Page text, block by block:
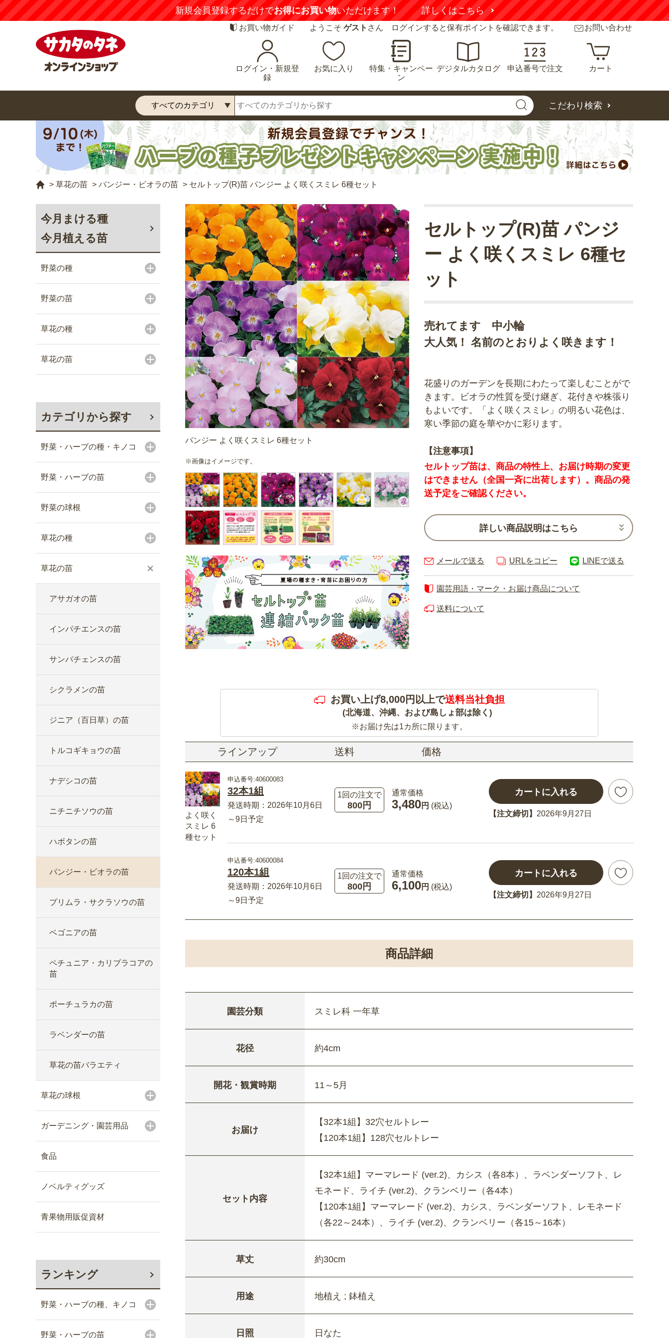
新規会員登録するだけでお得にお買い物いただけます！ 詳しくはこちら
お買い物ガイド ようこそ ゲスト さん ログインすると保有ポイントを確認できます。 お問い合わせ
ログイン・新規登
録
お気に入り
特集・キャンペー
ン
デジタルカタログ 申込番号で注文 カート
こだわり検索
> 草花の苗 > パンジー・ビオラの苗 > セルトップ(R)苗 パンジー よく咲くスミレ 6種セット
今月まける種
今月植える苗
野菜の種
野菜の苗
草花の種
草花の苗
カテゴリから探す
野菜・ハーブの種・キノコ
野菜・ハーブの苗
野菜の球根
草花の種
草花の苗
アサガオの苗
インパチエンスの苗
サンパチェンスの苗
シクラメンの苗
ジニア（百日草）の苗
トルコギキョウの苗
ナデシコの苗
ニチニチソウの苗
ハボタンの苗
パンジー・ビオラの苗
プリムラ・サクラソウの苗
ベゴニアの苗
ペチュニア・カリブラコアの
苗
ポーチュラカの苗
ラベンダーの苗
草花の苗バラエティ
草花の球根
ガーデニング・園芸用品
食品
ノベルティグッズ
青果物用販促資材
ランキング
野菜・ハーブの種、キノコ
野菜・ハーブの苗
パンジー よく咲くスミレ 6種セット
※画像はイメージです。
売れてます 中小輪
大人気！ 名前のとおりよく咲きます！
セルトップ(R)苗 パンジ
ー よく咲くスミレ 6種セ
ット
花盛りのガーデンを長期にわたって楽しむことがで
きます。ビオラの性質を受け継ぎ、花付きや株張り
もよいです。「よく咲くスミレ」の明るい花色は、
寒い季節の庭を華やかに彩ります。
【注意事項】
セルトップ苗は、商品の特性上、お届け時期の変更
はできません（全国一斉に出荷します）。商品の発
送予定をご確認ください。
詳しい商品説明はこちら
メールで送る URLをコピー LINEで送る
園芸用語・マーク・お届け商品について
送料について
お買い上げ8,000円以上で送料当社負担
(北海道、沖縄、および島しょ部は除く)
※お届け先は1カ所に限ります。
ラインアップ 送料 価格
よく咲く
スミレ 6
種セット
申込番号:40600083
32本1組
発送時期：2026年10月6日
～9日予定
1回の注文で
800円
通常価格
3,480円 (税込)
カートに入れる
【注文締切】 2026年9月27日
申込番号:40600084
120本1組
発送時期：2026年10月6日
～9日予定
1回の注文で
800円
通常価格
6,100円 (税込)
カートに入れる
【注文締切】 2026年9月27日
商品詳細
園芸分類 スミレ科 一年草
花径 約4cm
開花・観賞時期 11～5月
お届け
【32本1組】32穴セルトレー
【120本1組】128穴セルトレー
セット内容
【32本1組】マーマレード (ver.2)、カシス（各8本）、ラベンダーソフト、レ
モネード、ライチ (ver.2)、クランベリー（各4本）
【120本1組】マーマレード (ver.2)、カシス、ラベンダーソフト、レモネード
（各22～24本）、ライチ (ver.2)、クランベリー（各15～16本）
草丈 約30cm
用途 地植え ; 鉢植え
日照 日なた